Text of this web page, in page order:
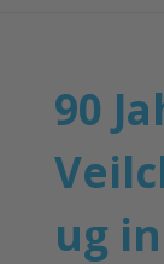
90
ug in